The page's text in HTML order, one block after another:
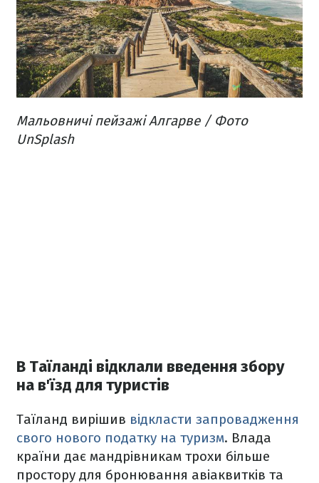
Мальовничі пейзажі Алгарве / Фото
UnSplash
В Таїланді відклали введення збору
на в'їзд для туристів
Таїланд вирішив відкласти запровадження
свого нового податку на туризм. Влада
країни дає мандрівникам трохи більше
простору для бронювання авіаквитків та